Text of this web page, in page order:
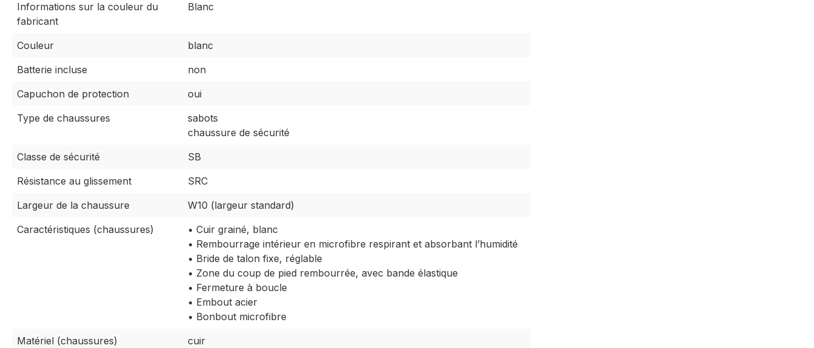
Informations sur la couleur du
fabricant
Blanc
Couleur
blanc
Batterie incluse
non
Capuchon de protection
oui
Type de chaussures
sabots
chaussure de sécurité
Classe de sécurité
SB
Résistance au glissement
SRC
Largeur de la chaussure
W10 (largeur standard)
Caractéristiques (chaussures)
• Cuir grainé, blanc
• Rembourrage intérieur en microfibre respirant et absorbant l’humidité
• Bride de talon fixe, réglable
• Zone du coup de pied rembourrée, avec bande élastique
• Fermeture à boucle
• Embout acier
• Bonbout microfibre
Matériel (chaussures)
cuir